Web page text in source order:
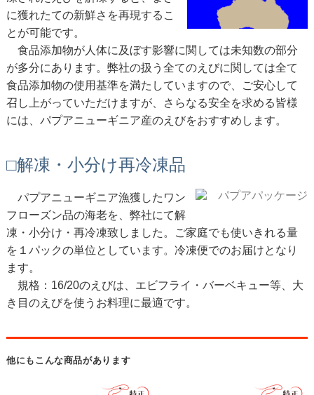
に獲れたての新鮮さを再現するこ
とが可能です。
食品添加物が人体に及ぼす影響に関しては未知数の部分
が多分にあります。弊社の扱う全てのえびに関しては全て
食品添加物の使用基準を満たしていますので、ご安心して
召し上がっていただけますが、さらなる安全を求める皆様
には、パプアニューギニア産のえびをおすすめします。
□解凍・小分け再冷凍品
パプアニューギニア漁獲したワン
フローズン品の海老を、弊社にて解
凍・小分け・再冷凍致しました。ご家庭でも使いきれる量
を１パックの単位としています。冷凍便でのお届けとなり
ます。
規格：16/20のえびは、エビフライ・バーベキュー等、大
き目のえびを使うお料理に最適です。
他にもこんな商品があります